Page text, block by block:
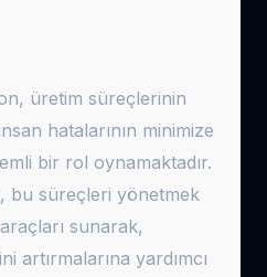
üretim süreçlerinin
hatalarının minimize
bir rol oynamaktadır.
bu süreçleri yönetmek
sunarak,
artırmalarına yardımcı